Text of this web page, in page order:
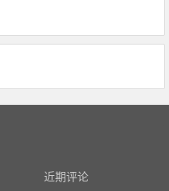
近期评论